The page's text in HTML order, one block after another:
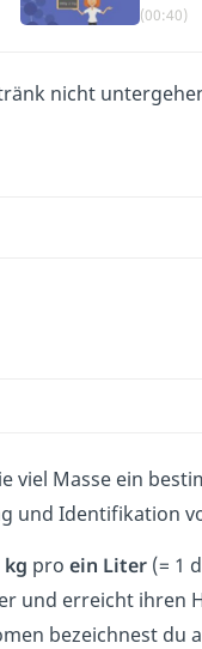
(00:40)
nicht
viel Masse ein
und Identifikation
kg pro ein Liter (= 1
und erreicht ihren
bezeichnest du